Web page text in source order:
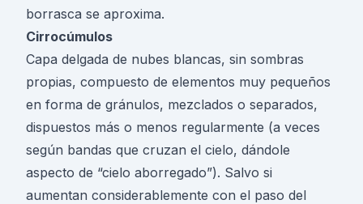
borrasca se aproxima.
Cirrocúmulos
Capa delgada de nubes blancas, sin sombras
propias, compuesto de elementos muy pequeños
en forma de gránulos, mezclados o separados,
dispuestos más o menos regularmente (a veces
según bandas que cruzan el cielo, dándole
aspecto de “cielo aborregado”). Salvo si
aumentan considerablemente con el paso del